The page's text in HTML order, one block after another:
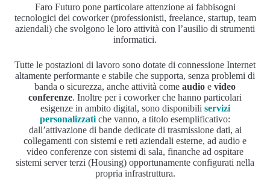
Faro Futuro pone particolare attenzione ai fabbisogni
tecnologici dei coworker (professionisti, freelance, startup, team
aziendali) che svolgono le loro attività con l’ausilio di strumenti
informatici.
Tutte le postazioni di lavoro sono dotate di connessione Internet
altamente performante e stabile che supporta, senza problemi di
banda o sicurezza, anche attività come audio e video
conferenze. Inoltre per i coworker che hanno particolari
esigenze in ambito digital, sono disponibili servizi
personalizzati che vanno, a titolo esemplificativo:
dall’attivazione di bande dedicate di trasmissione dati, ai
collegamenti con sistemi e reti aziendali esterne, ad audio e
video conferenze con sistemi di sala, finanche ad ospitare
sistemi server terzi (Housing) opportunamente configurati nella
propria infrastruttura.